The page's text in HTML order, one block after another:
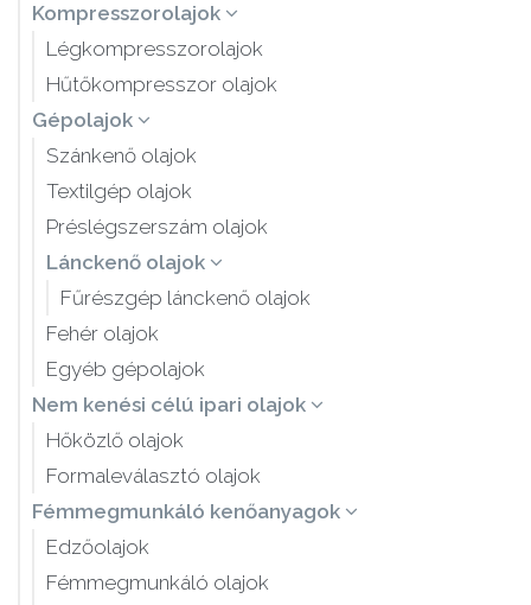
Kompresszorolajok
Légkompresszorolajok
Hűtőkompresszor olajok
Gépolajok
Szánkenő olajok
Textilgép olajok
Préslégszerszám olajok
Lánckenő olajok
Fűrészgép lánckenő olajok
Fehér olajok
Egyéb gépolajok
Nem kenési célú ipari olajok
Hőközlő olajok
Formaleválasztó olajok
Fémmegmunkáló kenőanyagok
Edzőolajok
Fémmegmunkáló olajok